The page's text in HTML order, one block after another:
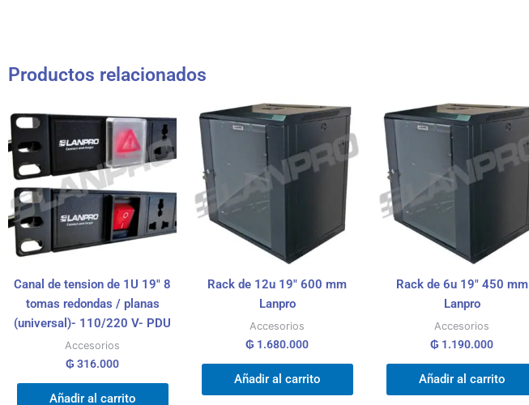
Productos relacionados
Canal de tension de 1U 19″ 8
tomas redondas / planas
(universal)- 110/220 V- PDU
Accesorios
₲ 316.000
Añadir al carrito
Rack de 12u 19″ 600 mm
Lanpro
Accesorios
₲ 1.680.000
Añadir al carrito
Rack de 6u 19″ 450 mm
Lanpro
Accesorios
₲ 1.190.000
Añadir al carrito